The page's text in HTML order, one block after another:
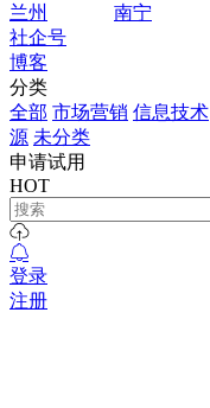
兰州
南宁
社企号
博客
分类
全部 市场营销 信息技术
源 未分类
申请试用
HOT
登录
注册